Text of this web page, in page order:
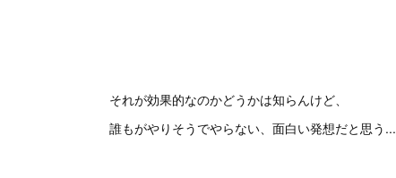
それが効果的なのかどうかは知らんけど、
誰もがやりそうでやらない、面白い発想だと思う...